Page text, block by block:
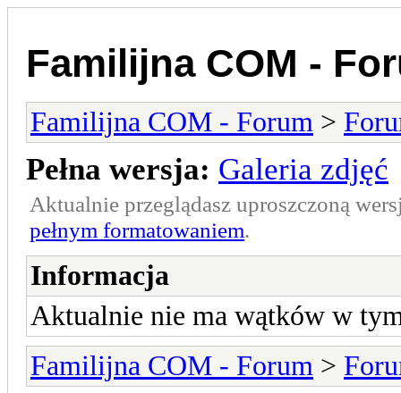
Familijna COM -
Familijna COM - Forum >
Pełna wersja: Galeria zdjęć
Aktualnie przeglądasz uproszczoną
pełnym formatowaniem.
Informacja
Aktualnie nie ma wątków w
Familijna COM - Forum >